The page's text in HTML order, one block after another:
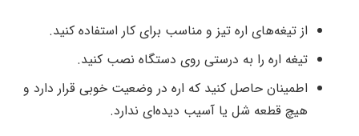
از تیغه‌های اره تیز و مناسب برای کار استفاده کنید.
تیغه اره را به درستی روی دستگاه نصب کنید.
اطمینان حاصل کنید که اره در وضعیت خوبی قرار دارد و
هیچ قطعه شل یا آسیب دیده‌ای ندارد.